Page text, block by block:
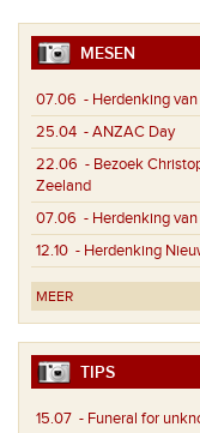
MESEN
07.06 - Herdenking
25.04 - ANZAC Day
22.06 - Bezoek
Zeeland
07.06 - Herdenking
12.10 - Herdenking
MEER
TIPS
15.07 - Funeral for